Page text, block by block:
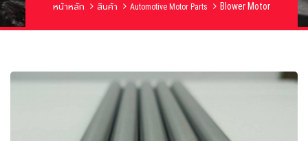
หน้าหลัก สินค้า Automotive Motor Parts Blower Motor